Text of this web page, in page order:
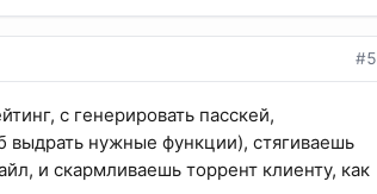
#5
с генерировать пасскей,
выдрать нужные функции), стягиваешь
и скармливаешь торрент клиенту, как